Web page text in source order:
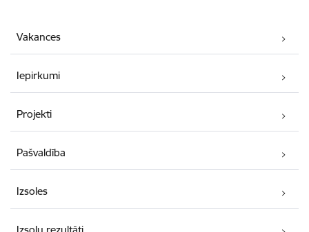
Vakances
Iepirkumi
Projekti
Pašvaldība
Izsoles